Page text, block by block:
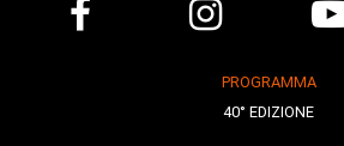
PROGRAMMA
40° EDIZIONE